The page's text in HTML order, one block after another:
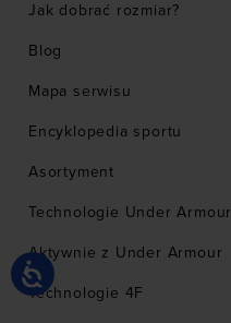
Jak dobrać rozmiar?
Blog
Mapa serwisu
Encyklopedia sportu
Asortyment
Technologie Under Armour
Aktywnie z Under Armour
Technologie 4F